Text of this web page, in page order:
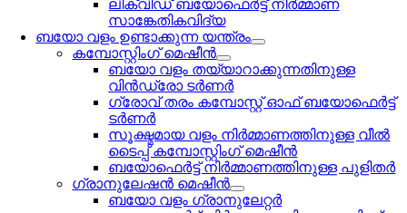
ലിക്വിഡ് ബയോഫെർട്ട് നിർമ്മാണ
സാങ്കേതികവിദ്യ
ബയോ വളം ഉണ്ടാക്കുന്ന യന്ത്രം
കമ്പോസ്റ്റിംഗ് മെഷീൻ
ബയോ വളം തയ്യാറാക്കുന്നതിനുള്ള
വിൻഡ്രോ ടർണർ
ഗ്രോവ് തരം കമ്പോസ്റ്റ് ഓഫ് ബയോഫെർട്ട്
ടർണർ
സൂക്ഷ്മമായ വളം നിർമ്മാണത്തിനുള്ള വീൽ
ടൈപ്പ് കമ്പോസ്റ്റിംഗ് മെഷീൻ
ബയോഫെർട്ട് നിർമ്മാണത്തിനുള്ള പുളിതർ
ഗ്രാനുലേഷൻ മെഷീൻ
ബയോ വളം ഗ്രാനുലേറ്റർ